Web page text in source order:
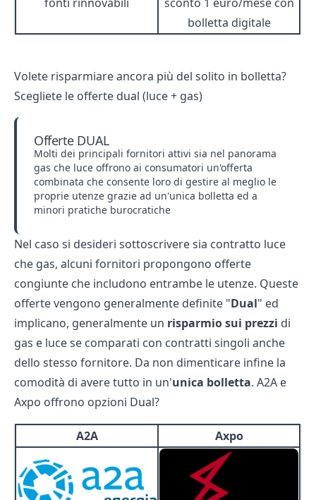
bolletta digitale
Volete risparmiare ancora più del solito in bolletta?
Scegliete le offerte dual (luce + gas)
Offerte DUAL
Molti dei principali fornitori attivi sia nel panorama
gas che luce offrono ai consumatori un'offerta
combinata che consente loro di gestire al meglio le
proprie utenze grazie ad un'unica bolletta ed a
minori pratiche burocratiche
Nel caso si desideri sottoscrivere sia contratto luce
che gas, alcuni fornitori propongono offerte
congiunte che includono entrambe le utenze. Queste
offerte vengono generalmente definite "Dual" ed
implicano, generalmente un risparmio sui prezzi di
gas e luce se comparati con contratti singoli anche
dello stesso fornitore. Da non dimenticare infine la
comodità di avere tutto in un'unica bolletta. A2A e
Axpo offrono opzioni Dual?
A2A Axpo